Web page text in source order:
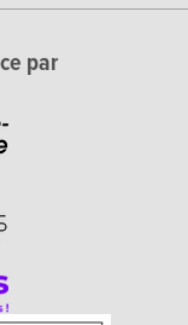
par